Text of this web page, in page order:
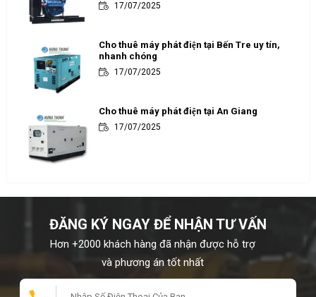
17/07/2025
Cho thuê máy phát điện tại Bến Tre uy tín,
nhanh chóng
17/07/2025
Cho thuê máy phát điện tại An Giang
17/07/2025
ĐĂNG KÝ NGAY ĐỂ NHẬN TƯ VẤN
Hơn +2000 khách hàng đã nhận được hỗ trợ
và phương án tốt nhất